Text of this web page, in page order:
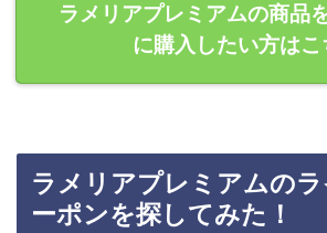
ラメリアプレミアムの商品
に購入したい方はこ
ラメリアプレミアムのラ
ーポンを探してみた！